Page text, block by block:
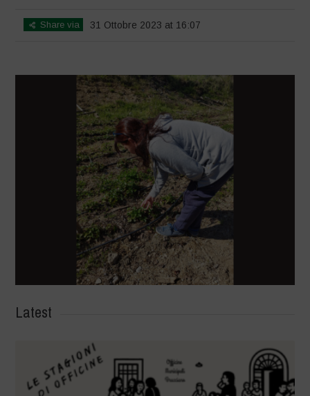
Share via 31 Ottobre 2023 at 16:07
Latest